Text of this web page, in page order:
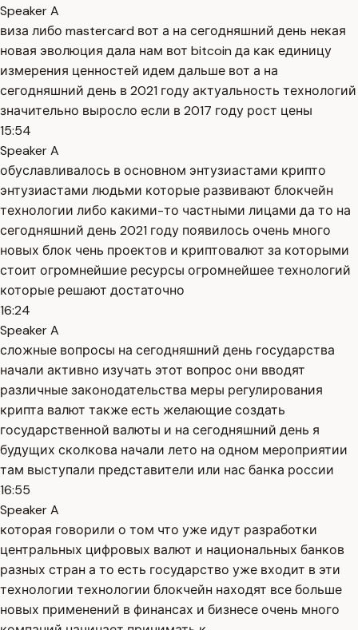
Speaker A
виза либо mastercard вот а на сегодняшний день некая
новая эволюция дала нам вот bitcoin да как единицу
измерения ценностей идем дальше вот а на
сегодняшний день в 2021 году актуальность технологий
значительно выросло если в 2017 году рост цены
15:54
Speaker A
обуславливалось в основном энтузиастами крипто
энтузиастами людьми которые развивают блокчейн
технологии либо какими-то частными лицами да то на
сегодняшний день 2021 году появилось очень много
новых блок чень проектов и криптовалют за которыми
стоит огромнейшие ресурсы огромнейшее технологий
которые решают достаточно
16:24
Speaker A
сложные вопросы на сегодняшний день государства
начали активно изучать этот вопрос они вводят
различные законодательства меры регулирования
крипта валют также есть желающие создать
государственной валюты и на сегодняшний день я
будущих сколкова начали лето на одном мероприятии
там выступали представители или нас банка россии
16:55
Speaker A
которая говорили о том что уже идут разработки
центральных цифровых валют и национальных банков
разных стран а то есть государство уже входит в эти
технологии технологии блокчейн находят все больше
новых применений в финансах и бизнесе очень много